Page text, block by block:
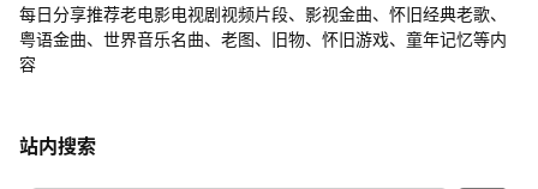
每日分享推荐老电影电视剧视频片段、影视金曲、怀旧经典老歌、
粤语金曲、世界音乐名曲、老图、旧物、怀旧游戏、童年记忆等内
容
站内搜索